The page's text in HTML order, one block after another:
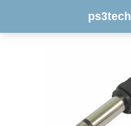
ps3tech